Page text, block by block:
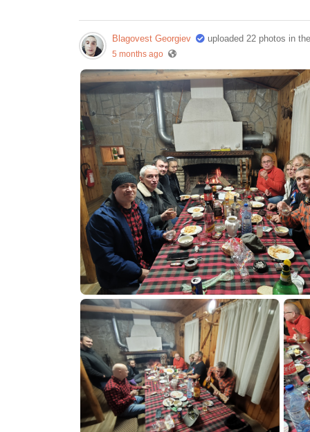
Blagovest Georgiev uploaded 22 photos in
5 months ago